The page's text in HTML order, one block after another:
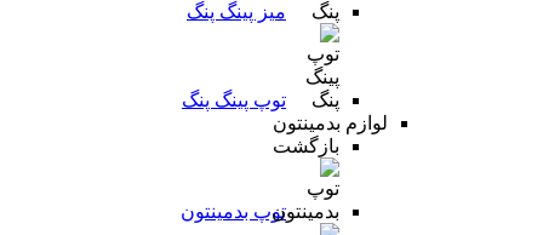
میز پینگ پنگ
توپ پینگ پنگ
لوازم بدمینتون
بازگشت
توپ بدمینتون